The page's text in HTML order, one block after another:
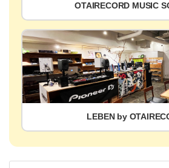
OTAIRECORD MUSIC
LEBEN by